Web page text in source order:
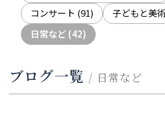
コンサート (91) 子どもと美
日常など (42)
ブログ一覧 / 日常など